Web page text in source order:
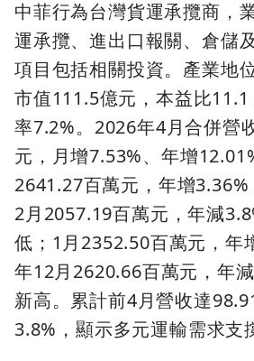
中菲行為台灣貨運承攬商，
運承攬、進出口報關、倉儲
項目包括相關投資。產業地
市值111.5億元，本益比
率7.2%。2026年4月合併營
元，月增7.53%、年增
2641.27百萬元，年增3.36%
2月2057.19百萬元，年減
低；1月2352.50百萬元，年
年12月2620.66百萬元，年
新高。累計前4月營收達
3.8%，顯示多元運輸需求支